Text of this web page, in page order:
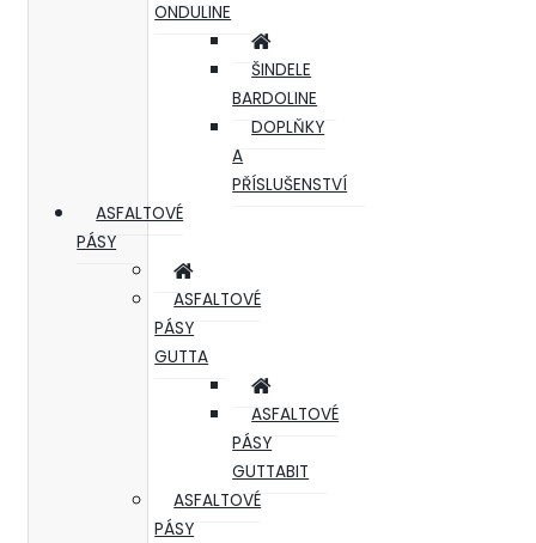
ONDULINE
ŠINDELE
BARDOLINE
DOPLŇKY
A
PŘÍSLUŠENSTVÍ
ASFALTOVÉ
PÁSY
ASFALTOVÉ
PÁSY
GUTTA
ASFALTOVÉ
PÁSY
GUTTABIT
ASFALTOVÉ
PÁSY